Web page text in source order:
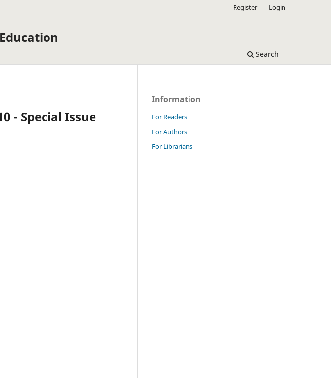
Search
Register Login
- Special Issue
Information
For Readers
For Authors
For Librarians